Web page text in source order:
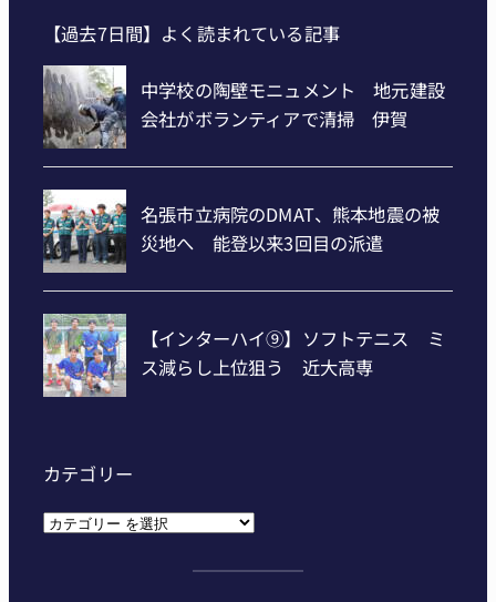
【過去7日間】よく読まれている記事
カテゴリー
カ